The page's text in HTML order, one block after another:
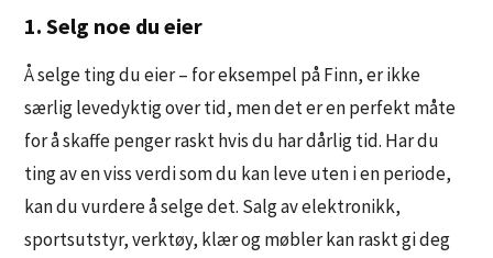
1. Selg noe du eier
Å selge ting du eier – for eksempel på Finn, er ikke
særlig levedyktig over tid, men det er en perfekt måte
for å skaffe penger raskt hvis du har dårlig tid. Har du
ting av en viss verdi som du kan leve uten i en periode,
kan du vurdere å selge det. Salg av elektronikk,
sportsutstyr, verktøy, klær og møbler kan raskt gi deg